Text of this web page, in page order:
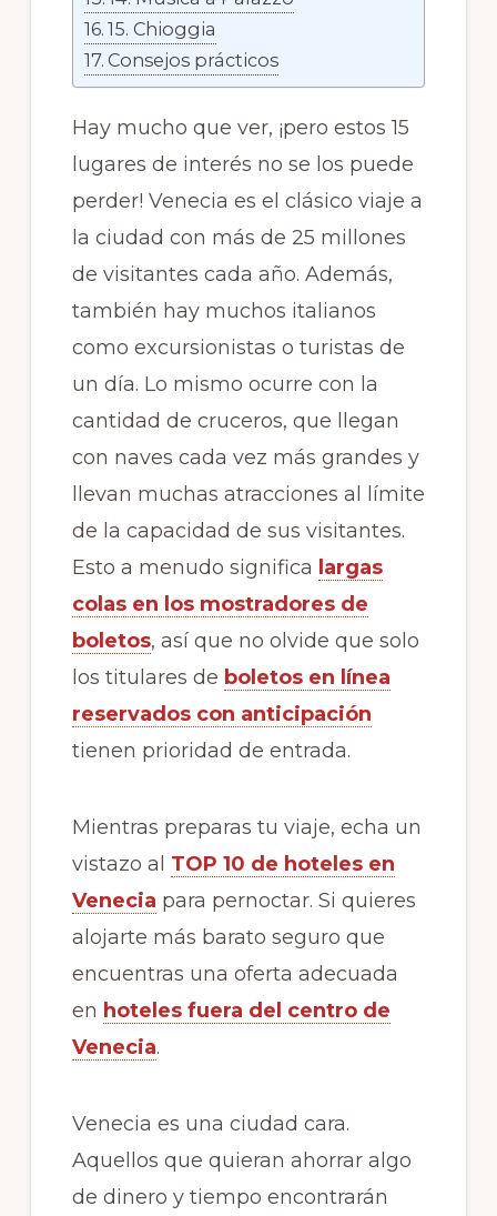
15. Chioggia
Consejos prácticos
Hay mucho que ver, ¡pero estos 15
lugares de interés no se los puede
perder! Venecia es el clásico viaje a
la ciudad con más de 25 millones
de visitantes cada año. Además,
también hay muchos italianos
como excursionistas o turistas de
un día. Lo mismo ocurre con la
cantidad de cruceros, que llegan
con naves cada vez más grandes y
llevan muchas atracciones al límite
de la capacidad de sus visitantes.
Esto a menudo significa largas
colas en los mostradores de
boletos, así que no olvide que solo
los titulares de boletos en línea
reservados con anticipación
tienen prioridad de entrada.
Mientras preparas tu viaje, echa un
vistazo al TOP 10 de hoteles en
Venecia para pernoctar. Si quieres
alojarte más barato seguro que
encuentras una oferta adecuada
en hoteles fuera del centro de
Venecia.
Venecia es una ciudad cara.
Aquellos que quieran ahorrar algo
de dinero y tiempo encontrarán